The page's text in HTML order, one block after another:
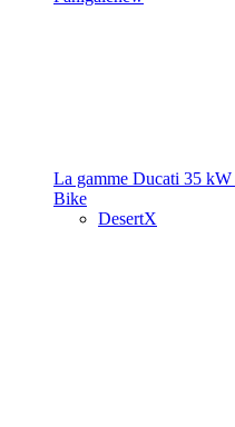
La gamme Ducati 35 kW
Bike
DesertX